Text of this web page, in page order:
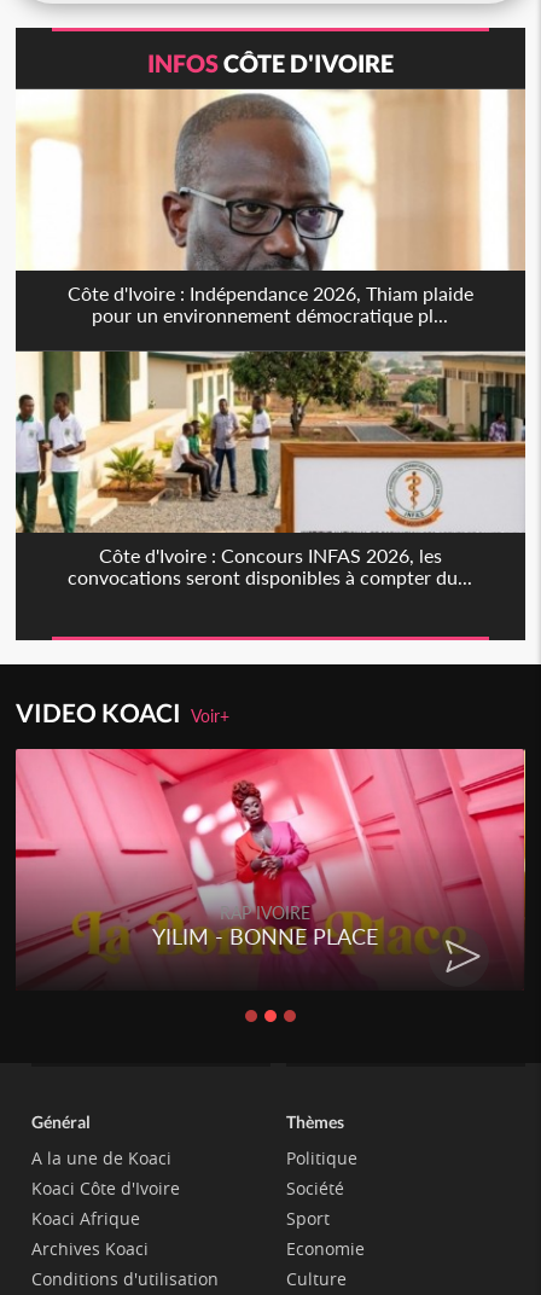
INFOSCÔTE D'IVOIRE
Côte d'Ivoire : Indépendance 2026, Thiam plaide
pour un environnement démocratique pl...
Côte d'Ivoire : Concours INFAS 2026, les
convocations seront disponibles à compter du...
VIDEO KOACIVoir+
RAP IVOIRE
YILIM - BONNE PLACE
Général
A la une de Koaci
Koaci Côte d'Ivoire
Koaci Afrique
Archives Koaci
Conditions d'utilisation
Thèmes
Politique
Société
Sport
Economie
Culture